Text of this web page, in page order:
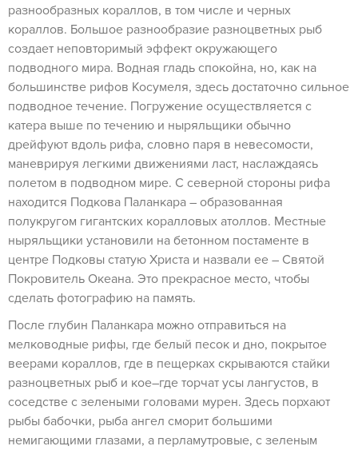
разнообразных кораллов, в том числе и черных
кораллов. Большое разнообразие разноцветных рыб
создает неповторимый эффект окружающего
подводного мира. Водная гладь спокойна, но, как на
большинстве рифов Косумеля, здесь достаточно сильное
подводное течение. Погружение осуществляется с
катера выше по течению и ныряльщики обычно
дрейфуют вдоль рифа, словно паря в невесомости,
маневрируя легкими движениями ласт, наслаждаясь
полетом в подводном мире. С северной стороны рифа
находится Подкова Паланкара – образованная
полукругом гигантских коралловых атоллов. Местные
ныряльщики установили на бетонном постаменте в
центре Подковы статую Христа и назвали ее – Святой
Покровитель Океана. Это прекрасное место, чтобы
сделать фотографию на память.
После глубин Паланкара можно отправиться на
мелководные рифы, где белый песок и дно, покрытое
веерами кораллов, где в пещерках скрываются стайки
разноцветных рыб и кое–где торчат усы лангустов, в
соседстве с зелеными головами мурен. Здесь порхают
рыбы бабочки, рыба ангел сморит большими
немигающими глазами, а перламутровые, с зеленым